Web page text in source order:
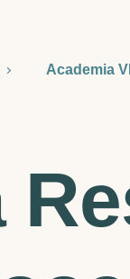
Academia